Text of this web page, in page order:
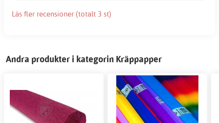
Läs fler recensioner (totalt 3 st)
Andra produkter i kategorin Kräppapper